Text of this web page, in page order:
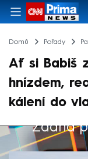
Domů Pořady
Ať si Babiš
hnízdem,
kálení do
Žádná
Výběr